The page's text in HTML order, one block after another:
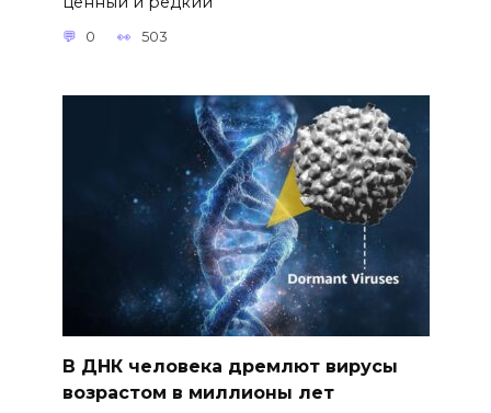
0 503
В ДНК человека дремлют вирусы
возрастом в миллионы лет